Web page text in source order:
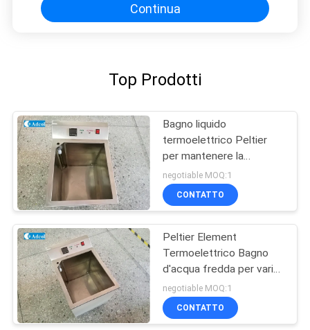
Continua
Top Prodotti
Bagno liquido
termoelettrico Peltier
per mantenere la
temperatura costante
negotiable MOQ:1
CONTATTO
Peltier Element
Termoelettrico Bagno
d'acqua fredda per vari
test
negotiable MOQ:1
CONTATTO